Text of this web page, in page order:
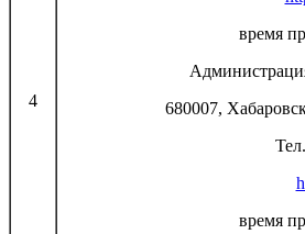
4
время
680007,
время